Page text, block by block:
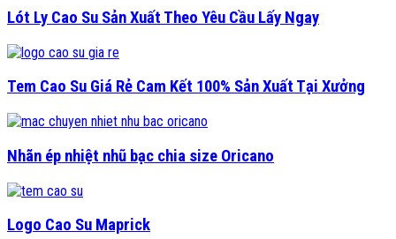
Lót Ly Cao Su Sản Xuất Theo Yêu Cầu Lấy Ngay
Tem Cao Su Giá Rẻ Cam Kết 100% Sản Xuất Tại Xưởng
Nhãn ép nhiệt nhũ bạc chia size Oricano
Logo Cao Su Maprick